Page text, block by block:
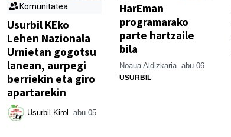
Komunitatea
Usurbil KEko
Lehen Nazionala
Urnietan gogotsu
lanean, aurpegi
berriekin eta giro
apartarekin
Usurbil Kirol abu 05
HarEman
programarako
parte hartzaile
bila
Noaua Aldizkaria abu 06
USURBIL